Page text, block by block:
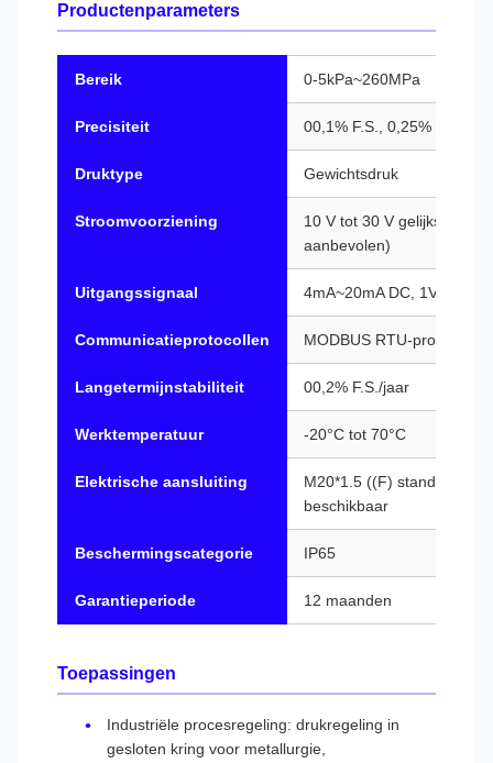
Productenparameters
Bereik 0-5kPa~260MPa
Precisiteit 00,1% F.S., 0,25% F.S.,
Druktype Gewichtsdruk
Stroomvoorziening
10 V tot 30 V gelijkstroom
aanbevolen)
Uitgangssignaal 4mA~20mA DC, 1V~5V
Communicatieprotocollen MODBUS RTU-protocol,
Langetermijnstabiliteit 00,2% F.S./jaar
Werktemperatuur -20°C tot 70°C
Elektrische aansluiting
M20*1.5 ((F) standaard,
beschikbaar
Beschermingscategorie IP65
Garantieperiode 12 maanden
Toepassingen
Industriële procesregeling: drukregeling in
gesloten kring voor metallurgie,